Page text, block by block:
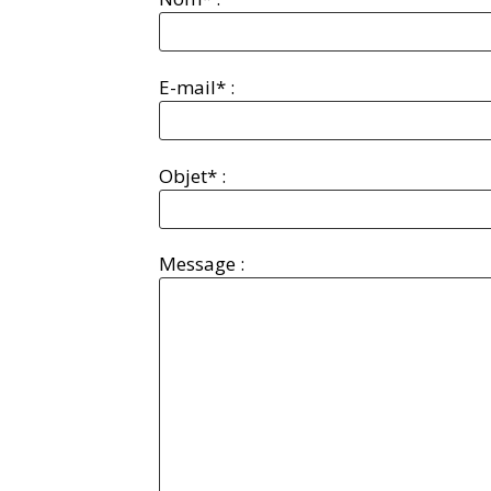
E-mail* :
Objet* :
Message :